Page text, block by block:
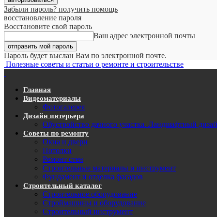
Забыли пароль? получить помощь
восстановление пароля
Восстановите свой пароль
Ваш адрес электронной почты
Пароль будет выслан Вам по электронной почте.
Полезные советы и статьи о ремонте и строительстве
Главная
Видеоматериалы
Фотогалерея
Дизайн интерьера
Обустройство дачного участка. Ландшафтный
Советы по ремонту
Окна и двери
Потолки
Ремонт стен
Строительные материалы и инструмент
Фундамент и отделка фасадов
Строительный каталог
Строительное оборудование
Строймашины и оборудование
Строительный инструмент